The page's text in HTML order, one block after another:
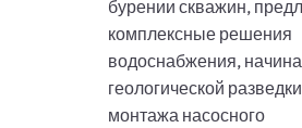
бурении скважин,
комплексные решения
водоснабжения,
геологической
монтажа насосного